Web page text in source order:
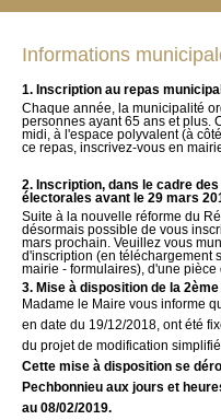
Informations
1. Inscription au repas
Chaque année, la municipalité
personnes ayant 65 ans et plus.
midi, à l'espace polyvalent (à
ce repas, inscrivez-vous en
2. Inscription, dans le cadre
électorales avant le 29 mars
Suite à la nouvelle réforme du
désormais possible de vous
mars prochain. Veuillez vous
d'inscription (en téléchargement
mairie - formulaires), d'une pièce
3. Mise à disposition de la
Madame le Maire vous informe
en date du 19/12/2018, ont été
du projet de modification
Cette mise à disposition se
Pechbonnieu aux jours et
au 08/02/2019.